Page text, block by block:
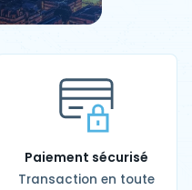
Paiement sécurisé
Transaction en toute